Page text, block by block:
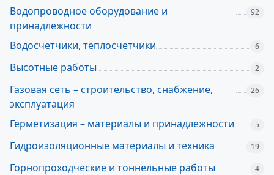
Водопроводное оборудование и
принадлежности
92
Водосчетчики, теплосчетчики 6
Высотные работы 2
Газовая сеть – строительство, снабжение,
эксплуатация
26
Герметизация – материалы и принадлежности 5
Гидроизоляционные материалы и техника 19
Горнопроходческие и тоннельные работы 4